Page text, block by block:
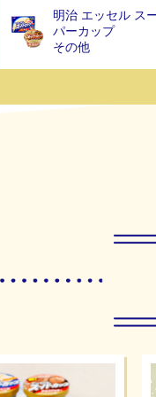
明治 エッセル ス
パーカップ
その他